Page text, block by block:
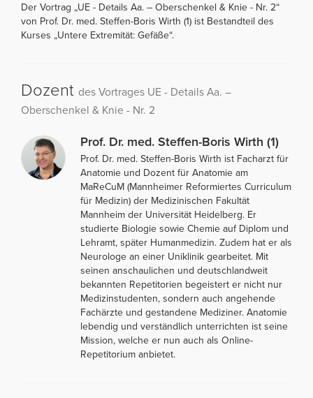
Der Vortrag „UE - Details Aa. – Oberschenkel & Knie - Nr. 2“
von Prof. Dr. med. Steffen-Boris Wirth (1) ist Bestandteil des
Kurses „Untere Extremität: Gefäße“.
Dozent des Vortrages UE - Details Aa. –
Oberschenkel & Knie - Nr. 2
Prof. Dr. med. Steffen-Boris Wirth (1)
Prof. Dr. med. Steffen-Boris Wirth ist Facharzt für
Anatomie und Dozent für Anatomie am
MaReCuM (Mannheimer Reformiertes Curriculum
für Medizin) der Medizinischen Fakultät
Mannheim der Universität Heidelberg. Er
studierte Biologie sowie Chemie auf Diplom und
Lehramt, später Humanmedizin. Zudem hat er als
Neurologe an einer Uniklinik gearbeitet. Mit
seinen anschaulichen und deutschlandweit
bekannten Repetitorien begeistert er nicht nur
Medizinstudenten, sondern auch angehende
Fachärzte und gestandene Mediziner. Anatomie
lebendig und verständlich unterrichten ist seine
Mission, welche er nun auch als Online-
Repetitorium anbietet.